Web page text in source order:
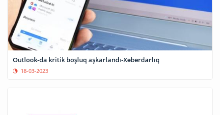
Outlook-da kritik boşluq aşkarlandı-Xəbərdarlıq
18-03-2023